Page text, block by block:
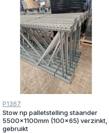
P1367
Stow np palletstelling staander
5500x1100mm (100x65) verzinkt,
gebruikt